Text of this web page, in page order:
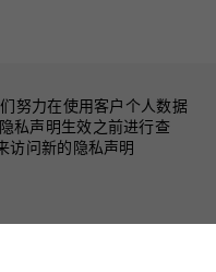
努力在使用客户个人数据
私声明生效之前进行查
访问新的隐私声明